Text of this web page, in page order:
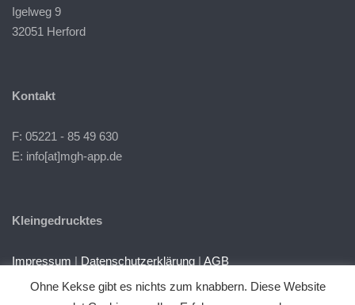
Igelweg 9
32051 Herford
Kontakt
F: 05221 - 85 49 630
E: info[at]mgh-app.de
Kleingedrucktes
Impressum | Datenschutzerklärung | AGB
Ohne Kekse gibt es nichts zum knabbern. Diese Website